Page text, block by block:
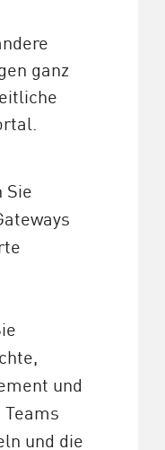
ganz
Sie
und
und die